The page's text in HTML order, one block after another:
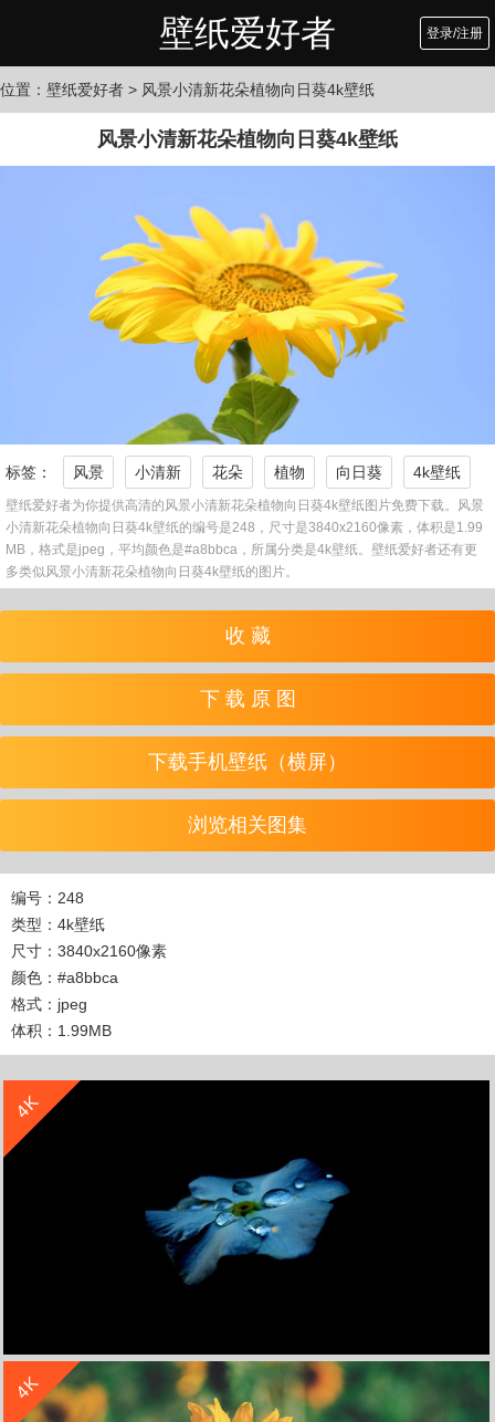
壁纸爱好者 登录/注册
位置： 壁纸爱好者 > 风景小清新花朵植物向日葵4k壁纸
风景小清新花朵植物向日葵4k壁纸
标签： 风景 小清新 花朵 植物 向日葵 4k壁纸
壁纸爱好者为你提供高清的风景小清新花朵植物向日葵4k壁纸图片免费下载。风景
小清新花朵植物向日葵4k壁纸的编号是248，尺寸是3840x2160像素，体积是1.99
MB，格式是jpeg，平均颜色是#a8bbca，所属分类是4k壁纸。壁纸爱好者还有更
多类似风景小清新花朵植物向日葵4k壁纸的图片。
收 藏
下 载 原 图
下载手机壁纸（横屏）
浏览相关图集
编号：248
类型：4k壁纸
尺寸：3840x2160像素
颜色：#a8bbca
格式：jpeg
体积：1.99MB
4K
小清新花朵静物写真4k壁纸
立 即 下 载
收 藏
4K